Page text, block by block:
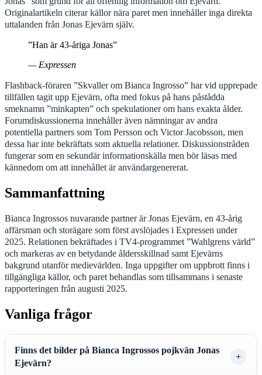
Originalartikeln citerar källor nära paret men innehåller inga direkta
uttalanden från Jonas Ejevärn själv.
”Han är 43-åriga Jonas”
— Expressen
Flashback-föraren ”Skvaller om Bianca Ingrosso” har vid upprepade
tillfällen tagit upp Ejevärn, ofta med fokus på hans påstådda
smeknamn ”minkapten” och spekulationer om hans exakta ålder.
Forumdiskussionerna innehåller även nämningar av andra
potentiella partners som Tom Persson och Victor Jacobsson, men
dessa har inte bekräftats som aktuella relationer. Diskussionstråden
fungerar som en sekundär informationskälla men bör läsas med
kännedom om att innehållet är användargenererat.
Sammanfattning
Bianca Ingrossos nuvarande partner är Jonas Ejevärn, en 43-årig
affärsman och storägare som först avslöjades i Expressen under
2025. Relationen bekräftades i TV4-programmet ”Wahlgrens värld”
och markeras av en betydande åldersskillnad samt Ejevärns
bakgrund utanför medievärlden. Inga uppgifter om uppbrott finns i
tillgängliga källor, och paret behandlas som tillsammans i senaste
rapporteringen från augusti 2025.
Vanliga frågor
Finns det bilder på Bianca Ingrossos pojkvän Jonas
Ejevärn?